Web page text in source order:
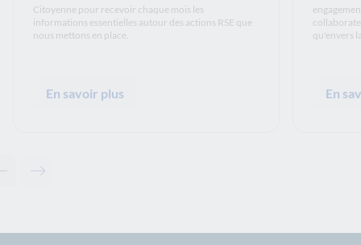
Citoyenne pour recevoir chaque mois les
informations essentielles autour des actions RSE que
nous mettons en place.
En savoir plus
qu'envers
En
Contenu précédent - Pour aller plus loin
Contenu suivant - Pour aller plus loin